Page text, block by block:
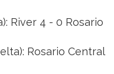
River 4 - 0 Rosario
Rosario Central